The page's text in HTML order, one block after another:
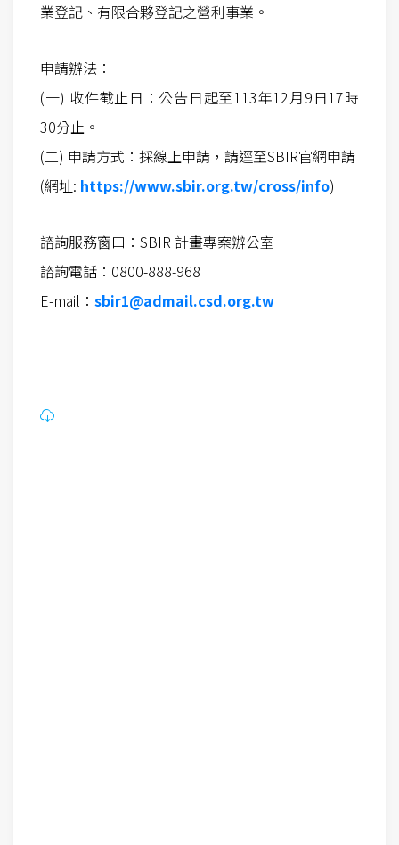
業登記、有限合夥登記之營利事業。
申請辦法：
(一) 收件截止日：公告日起至113年12月9日17時
30分止。
(二) 申請方式：採線上申請，請逕至SBIR官網申請
(網址: https://www.sbir.org.tw/cross/info)
諮詢服務窗口：SBIR 計畫專案辦公室
諮詢電話：0800-888-968
E-mail： sbir1@admail.csd.org.tw